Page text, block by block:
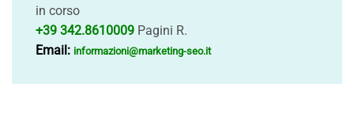
in corso
+39 342.8610009 Pagini R.
Email: informazioni@marketing-seo.it